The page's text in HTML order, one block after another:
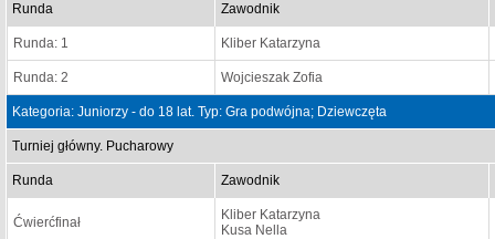
Runda Zawodnik
Runda: 1 Kliber Katarzyna
Runda: 2 Wojcieszak Zofia
Kategoria: Juniorzy - do 18 lat. Typ: Gra podwójna; Dziewczęta
Turniej główny. Pucharowy
Runda Zawodnik
Ćwierćfinał
Kliber Katarzyna
Kusa Nella